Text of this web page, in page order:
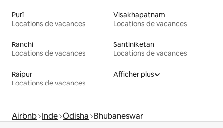
Purî
Locations de vacances
Visakhapatnam
Locations de vacances
Ranchi
Locations de vacances
Santiniketan
Locations de vacances
Raipur
Locations de vacances
Afficher plus
Airbnb Inde Odisha Bhubaneswar